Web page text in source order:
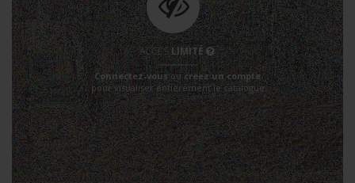
ACCÈSLIMITÉ
Connectez-vousoucréez un compte
pour visualiser entièrement le catalogue